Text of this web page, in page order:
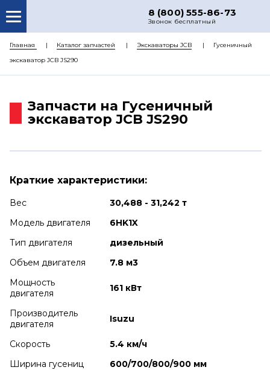
8 (800) 555-86-73
Звонок бесплатный
О НАС
ДОСТАВКА
Главная Каталог запчастей Экскаваторы JCB
Гусеничный
экскаватор JCB JS290
Запчасти на Гусеничный
экскаватор JCB JS290
Краткие характеристики:
Вес
30,488 - 31,242 т
Модель двигателя
6HK1X
Тип двигателя
дизельный
Объем двигателя
7.8 м3
Мощность
двигателя
161 кВт
Производитель
двигателя
Isuzu
Скорость
5.4 км/ч
Ширина гусениц
600/700/800/900 мм